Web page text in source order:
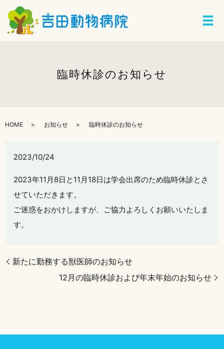
臨時休診のお知らせ
HOME お知らせ 臨時休診のお知らせ
2023/10/24
2023年11月8日と11月18日は学会出席のため臨時休診とさ
せていただきます。
ご迷惑をおかけしますが、ご協力よろしくお願いいたしま
す。
新たに勤務する獣医師のお知らせ
12月の臨時休診および年末年始のお知らせ